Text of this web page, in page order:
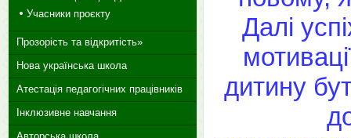
Далі
дитину
Учасники проєкту
Прозорість та відкритість»
Нова українська школа
Атестація педагогічних працівників
Інклюзивне навчання